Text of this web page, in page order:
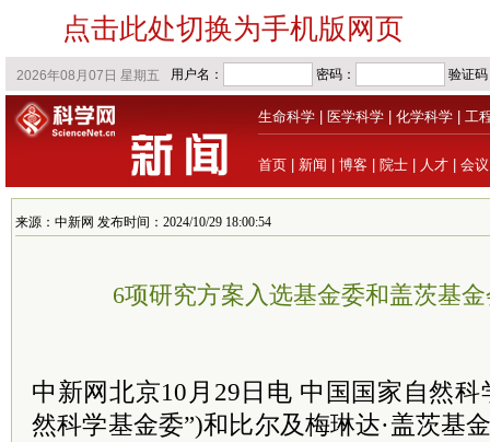
点击此处切换为手机版网页
生命科学 医学科学 化学科学 工
首页 新闻 博客 院士 人才 会议
来源：中新网 发布时间：2024/10/29 18:00:54
6项研究方案入选基金委和盖茨基
中新网北京10月29日电 中国国家自然科
然科学基金委”)和比尔及梅琳达·盖茨基